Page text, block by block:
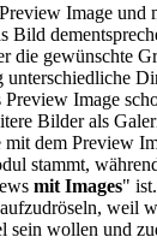
Image und
Bild
die gewünschte
unterschiedliche
Preview Image
Bilder als
mit dem Preview
stammt,
mit Images"
weil
sein wollen und